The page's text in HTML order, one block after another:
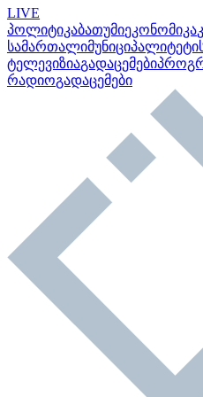
LIVE
პოლიტიკაბათუმიეკონომიკა
სამართალიმუნიციპალიტეტი
ტელევიზიაგადაცემები
რადიოგადაცემები